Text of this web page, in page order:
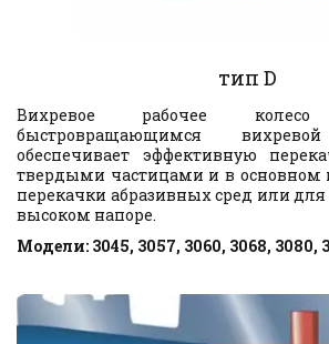
тип D
Вихревое рабочее
быстровращающимся
обеспечивает эффективную
твердыми частицами и в основном
перекачки абразивных сред или
высоком напоре.
Модели: 3045, 3057, 3060, 3068, 3080,